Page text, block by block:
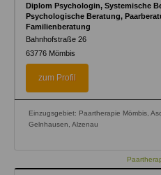
Diplom Psychologin, Systemische
Psychologische Beratung,
Familienberatung
Bahnhofstraße 26
63776 Mömbis
zum Profil
Einzugsgebiet: Paartherapie Mömbis,
Gelnhausen, Alzenau